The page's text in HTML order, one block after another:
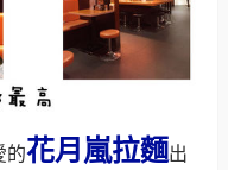
的花月嵐拉麵出